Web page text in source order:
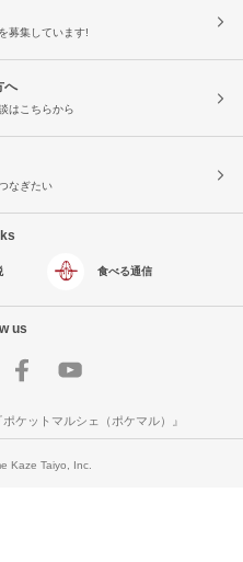
募集しています!
へ
はこちらから
なぎたい
食べる通信
us
ケットマルシェ（ポケマル）』
Kaze Taiyo, Inc.